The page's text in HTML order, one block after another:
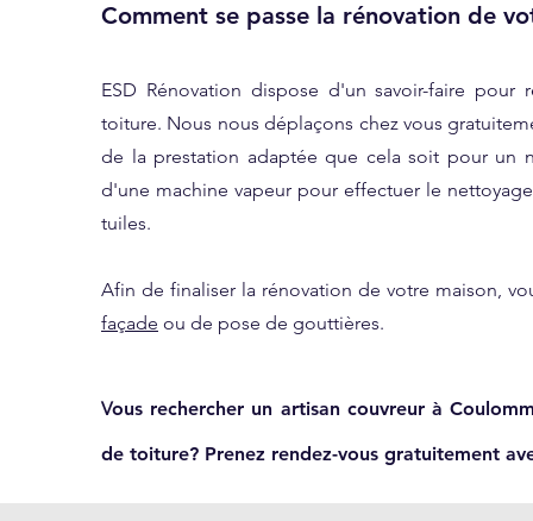
Comment se passe la rénovation de
ESD Rénovation dispose d'un savoir-faire
toiture. Nous nous déplaçons chez vous
de la prestation adaptée que cela soit pour un
d'une machine vapeur pour effectuer le
tuiles.
Afin de finaliser la rénovation de votre maison,
façade ou de pose de gouttières.
Vous rechercher un artisan couvreur à
de toiture? Prenez rendez-vous gratuitement